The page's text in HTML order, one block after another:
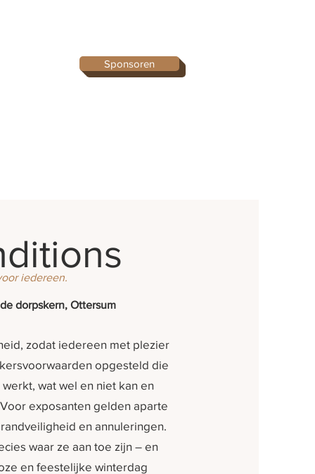
Sponsoren
iedereen.
dorpskern, Ottersum
zodat iedereen met plezier
opgesteld die
wat wel en niet kan en
exposanten gelden aparte
en annuleringen.
waar ze aan toe zijn – en
en feestelijke winterdag